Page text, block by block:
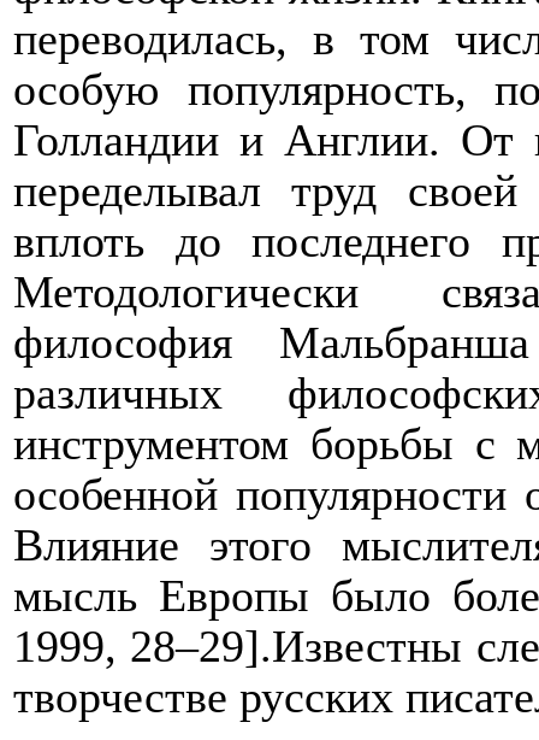
переводилась, в том
особую популярность,
Голландии и Англии. От
переделывал труд
вплоть до последнего
Методологически
философия
различных
инструментом борьбы с
особенной
Влияние этого
мысль Европы было
1999, 28–29].Известны
творчестве русских